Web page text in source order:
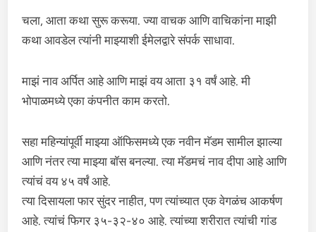
चला, आता कथा सुरू करूया. ज्या वाचक आणि वाचिकांना माझी
कथा आवडेल त्यांनी माझ्याशी ईमेलद्वारे संपर्क साधावा.
माझं नाव अर्पित आहे आणि माझं वय आता ३१ वर्षं आहे. मी
भोपाळमध्ये एका कंपनीत काम करतो.
सहा महिन्यांपूर्वी माझ्या ऑफिसमध्ये एक नवीन मॅडम सामील झाल्या
आणि नंतर त्या माझ्या बॉस बनल्या. त्या मॅडमचं नाव दीपा आहे आणि
त्यांचं वय ४५ वर्षं आहे.
त्या दिसायला फार सुंदर नाहीत, पण त्यांच्यात एक वेगळंच आकर्षण
आहे. त्यांचं फिगर ३५-३२-४० आहे. त्यांच्या शरीरात त्यांची गांड